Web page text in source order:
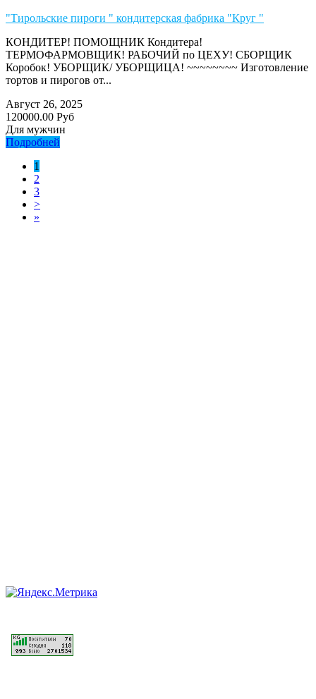
"Тирольские пироги " кондитерская фабрика "Круг "
КОНДИТЕР! ПОМОЩНИК Кондитера!
ТЕРМОФАРМОВЩИК! РАБОЧИЙ по ЦЕХУ! СБОРЩИК
Коробок! УБОРЩИК/ УБОРЩИЦА! ~~~~~~~~ Изготовление
тортов и пирогов от...
Август 26, 2025
120000.00 Руб
Для мужчин
Подробней
1
2
3
>
»